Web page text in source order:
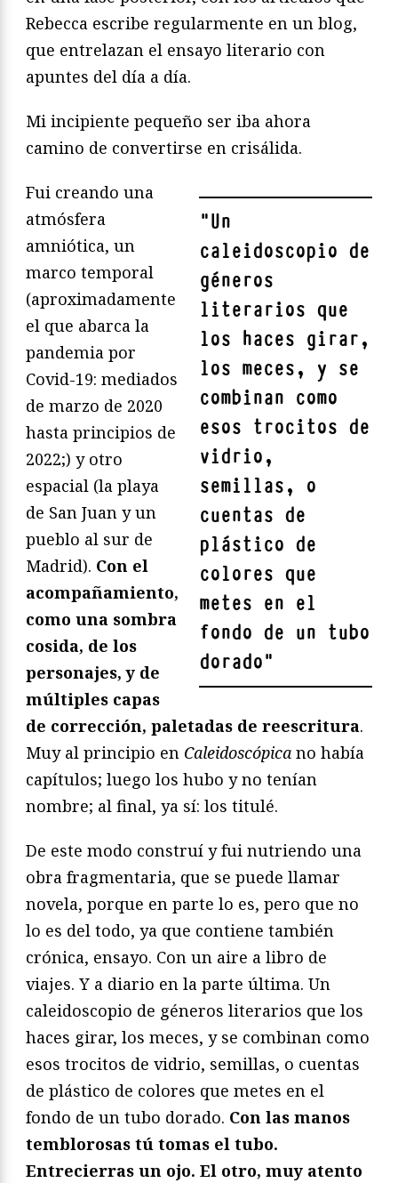
Rebecca escribe regularmente en un blog,
que entrelazan el ensayo literario con
apuntes del día a día.
Mi incipiente pequeño ser iba ahora
camino de convertirse en crisálida.
"Un
caleidoscopio de
géneros
literarios que
los haces girar,
los meces, y se
combinan como
esos trocitos de
vidrio,
semillas, o
cuentas de
plástico de
colores que
metes en el
fondo de un tubo
dorado"
Fui creando una
atmósfera
amniótica, un
marco temporal
(aproximadamente
el que abarca la
pandemia por
Covid-19: mediados
de marzo de 2020
hasta principios de
2022;) y otro
espacial (la playa
de San Juan y un
pueblo al sur de
Madrid). Con el
acompañamiento,
como una sombra
cosida, de los
personajes, y de
múltiples capas
de corrección, paletadas de reescritura.
Muy al principio en Caleidoscópica no había
capítulos; luego los hubo y no tenían
nombre; al final, ya sí: los titulé.
De este modo construí y fui nutriendo una
obra fragmentaria, que se puede llamar
novela, porque en parte lo es, pero que no
lo es del todo, ya que contiene también
crónica, ensayo. Con un aire a libro de
viajes. Y a diario en la parte última. Un
caleidoscopio de géneros literarios que los
haces girar, los meces, y se combinan como
esos trocitos de vidrio, semillas, o cuentas
de plástico de colores que metes en el
fondo de un tubo dorado. Con las manos
temblorosas tú tomas el tubo.
Entrecierras un ojo. El otro, muy atento